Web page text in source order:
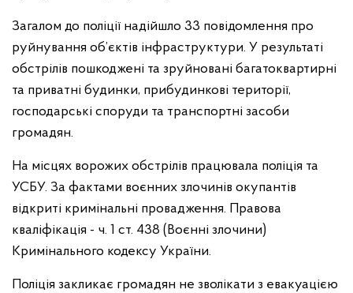
Загалом до поліції надійшло 33 повідомлення про
руйнування об’єктів інфраструктури. У результаті
обстрілів пошкоджені та зруйновані багатоквартирні
та приватні будинки, прибудинкові території,
господарські споруди та транспортні засоби
громадян.
На місцях ворожих обстрілів працювала поліція та
УСБУ. За фактами воєнних злочинів окупантів
відкриті кримінальні провадження. Правова
кваліфікація - ч. 1 ст. 438 (Воєнні злочини)
Кримінального кодексу України.
Поліція закликає громадян не зволікати з евакуацією